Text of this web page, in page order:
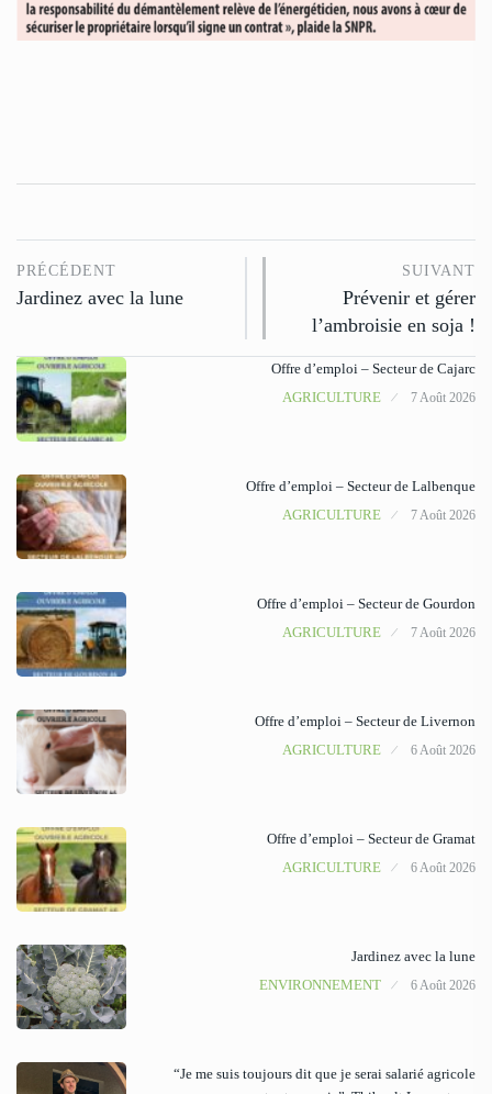
PRÉCÉDENT
Jardinez avec la lune
SUIVANT
Prévenir et gérer
l’ambroisie en soja !
Offre d’emploi – Secteur de Cajarc
AGRICULTURE
7 Août 2026
Offre d’emploi – Secteur de Lalbenque
AGRICULTURE
7 Août 2026
Offre d’emploi – Secteur de Gourdon
AGRICULTURE
7 Août 2026
Offre d’emploi – Secteur de Livernon
AGRICULTURE
6 Août 2026
Offre d’emploi – Secteur de Gramat
AGRICULTURE
6 Août 2026
Jardinez avec la lune
ENVIRONNEMENT
6 Août 2026
“Je me suis toujours dit que je serai salarié agricole